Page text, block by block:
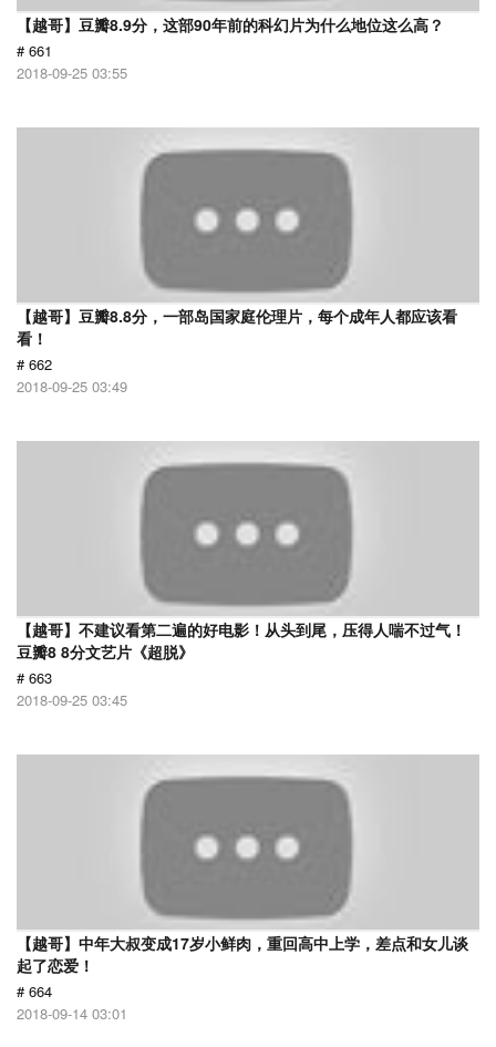
【越哥】豆瓣8.9分，这部90年前的科幻片为什么地位这么高？
# 661
2018-09-25 03:55
【越哥】豆瓣8.8分，一部岛国家庭伦理片，每个成年人都应该看
看！
# 662
2018-09-25 03:49
【越哥】不建议看第二遍的好电影！从头到尾，压得人喘不过气！
豆瓣8 8分文艺片《超脱》
# 663
2018-09-25 03:45
【越哥】中年大叔变成17岁小鲜肉，重回高中上学，差点和女儿谈
起了恋爱！
# 664
2018-09-14 03:01